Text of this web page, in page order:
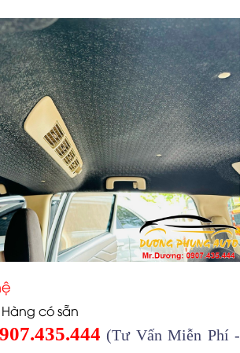
có sẵn
(Tư Vấn Miễn Phí -